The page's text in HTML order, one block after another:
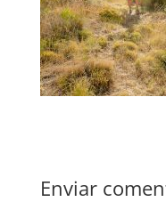
Enviar